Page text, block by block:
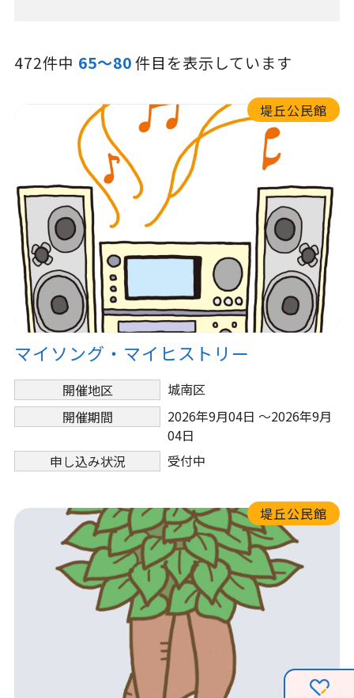
472件中 65～80件目を表示しています
堤丘公民館
マイソング・マイヒストリー
開催地区
城南区
開催期間
2026年9月04日 ～2026年9月
04日
申し込み状況
受付中
堤丘公民館